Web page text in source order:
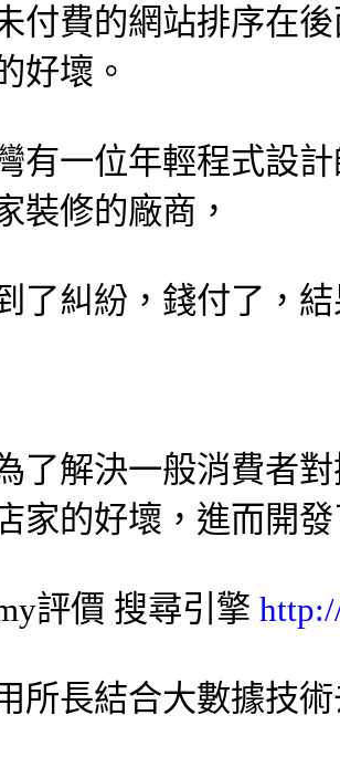
付費的網站排序在
好壞。
有一位年輕程式設
裝修的廠商，
了糾紛，錢付了，
了解決一般消費者
家的好壞，進而開
評價 搜尋引擎
所長結合大數據技